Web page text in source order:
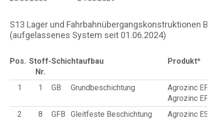
S13 Lager und Fahrbahnübergangskonstruktionen
(aufgelassenes System seit 01.06.2024)
Pos. Stoff-
Nr.
Schichtaufbau Produkt*
1 1 GB Grundbeschichtung
Agrozinc EP
Agrozinc EP
2
8 GFB Gleitfeste Beschichtung Agrozinc ES